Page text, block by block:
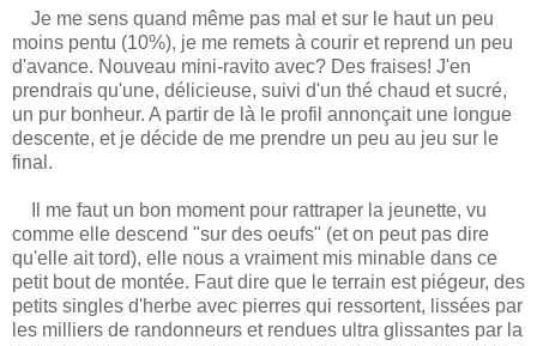
Je me sens quand même pas mal et sur le haut un peu
moins pentu (10%), je me remets à courir et reprend un peu
d'avance. Nouveau mini-ravito avec? Des fraises! J'en
prendrais qu'une, délicieuse, suivi d'un thé chaud et sucré,
un pur bonheur. A partir de là le profil annonçait une longue
descente, et je décide de me prendre un peu au jeu sur le
final.
Il me faut un bon moment pour rattraper la jeunette, vu
comme elle descend "sur des oeufs" (et on peut pas dire
qu'elle ait tord), elle nous a vraiment mis minable dans ce
petit bout de montée. Faut dire que le terrain est piégeur, des
petits singles d'herbe avec pierres qui ressortent, lissées par
les milliers de randonneurs et rendues ultra glissantes par la